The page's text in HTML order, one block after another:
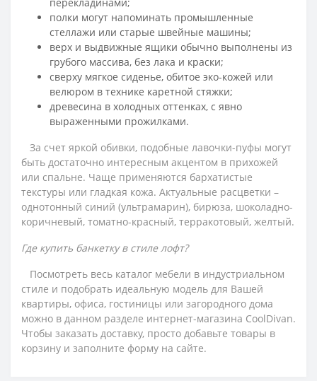
полки могут напоминать промышленные
стеллажи или старые швейные машины;
верх и выдвижные ящики обычно выполнены из
грубого массива, без лака и краски;
сверху мягкое сиденье, обитое эко-кожей или
велюром в технике каретной стяжки;
древесина в холодных оттенках, с явно
выраженными прожилками.
За счет яркой обивки, подобные лавочки-пуфы могут
быть достаточно интересным акцентом в прихожей
или спальне. Чаще применяются бархатистые
текстуры или гладкая кожа. Актуальные расцветки –
однотонный синий (ультрамарин), бирюза, шоколадно-
коричневый, томатно-красный, терракотовый, желтый.
Где купить банкетку в стиле лофт?
Посмотреть весь каталог мебели в индустриальном
стиле и подобрать идеальную модель для Вашей
квартиры, офиса, гостиницы или загородного дома
можно в данном разделе интернет-магазина CoolDivan.
Чтобы заказать доставку, просто добавьте товары в
корзину и заполните форму на сайте.